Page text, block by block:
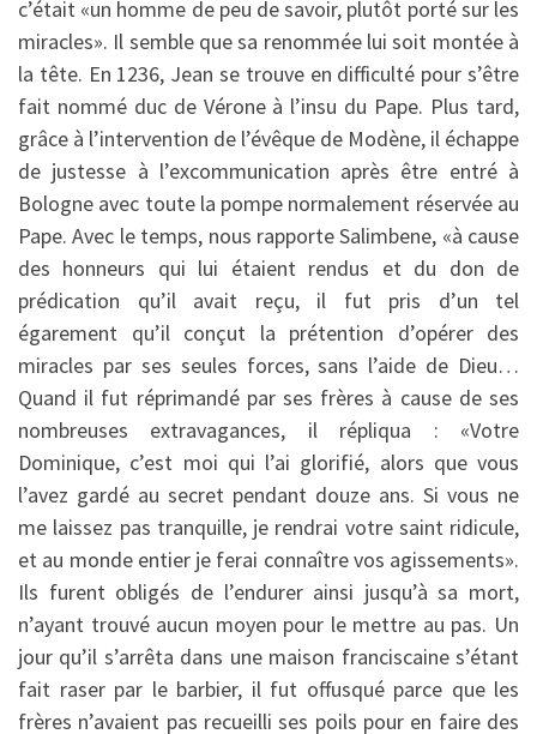
c’était «un homme de peu de savoir, plutôt porté sur les
miracles». Il semble que sa renommée lui soit montée à
la tête. En 1236, Jean se trouve en difficulté pour s’être
fait nommé duc de Vérone à l’insu du Pape. Plus tard,
grâce à l’intervention de l’évêque de Modène, il échappe
de justesse à l’excommunication après être entré à
Bologne avec toute la pompe normalement réservée au
Pape. Avec le temps, nous rapporte Salimbene, «à cause
des honneurs qui lui étaient rendus et du don de
prédication qu’il avait reçu, il fut pris d’un tel
égarement qu’il conçut la prétention d’opérer des
miracles par ses seules forces, sans l’aide de Dieu…
Quand il fut réprimandé par ses frères à cause de ses
nombreuses extravagances, il répliqua : «Votre
Dominique, c’est moi qui l’ai glorifié, alors que vous
l’avez gardé au secret pendant douze ans. Si vous ne
me laissez pas tranquille, je rendrai votre saint ridicule,
et au monde entier je ferai connaître vos agissements».
Ils furent obligés de l’endurer ainsi jusqu’à sa mort,
n’ayant trouvé aucun moyen pour le mettre au pas. Un
jour qu’il s’arrêta dans une maison franciscaine s’étant
fait raser par le barbier, il fut offusqué parce que les
frères n’avaient pas recueilli ses poils pour en faire des